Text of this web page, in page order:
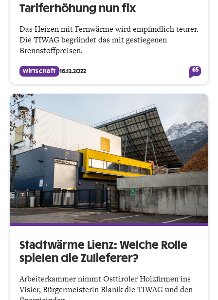
Tariferhöhung nun fix
Das Heizen mit Fernwärme wird empfindlich teurer.
Die TIWAG begründet das mit gestiegenen
Brennstoffpreisen.
Wirtschaft 16.12.2022 65
Stadtwärme Lienz: Welche Rolle
spielen die Zulieferer?
Arbeiterkammer nimmt Osttiroler Holzfirmen ins
Visier, Bürgermeisterin Blanik die TIWAG und den